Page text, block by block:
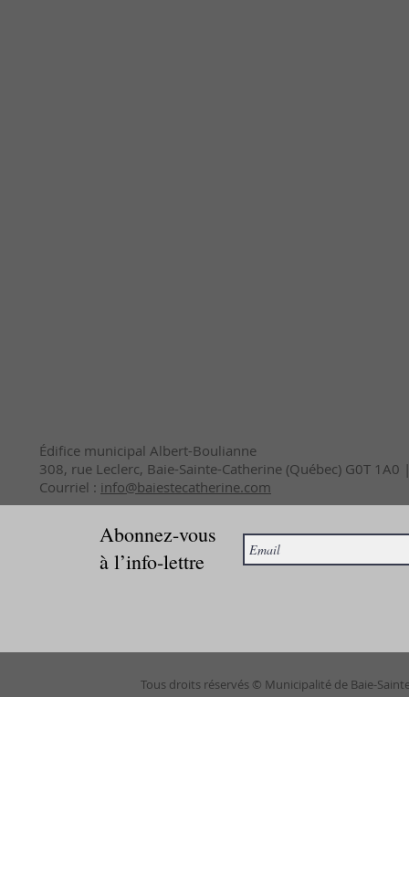
Édifice municipal Albert-Boulianne
308, rue Leclerc, Baie-Sainte-Catherine (Québec) G0T
Courriel : info@baiestecatherine.com
Abonnez-vous
à l’info-lettre
Tous droits réservés © Municipalité de Baie-